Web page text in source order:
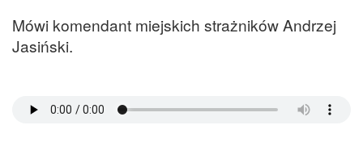
Mówi komendant miejskich strażników Andrzej
Jasiński.